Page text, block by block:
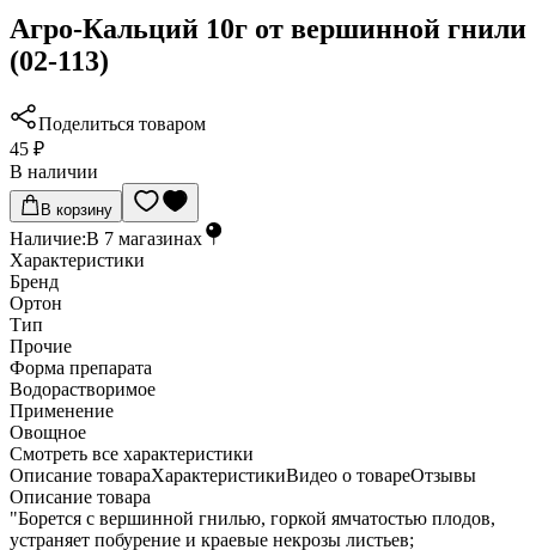
Агро-Кальций 10г от вершинной гнили
(02-113)
Поделиться товаром
45 ₽
В наличии
В корзину
Наличие:В 7 магазинах
Характеристики
Бренд
Ортон
Тип
Прочие
Форма препарата
Водорастворимое
Применение
Овощное
Cмотреть все характеристики
Описание товараХарактеристикиВидео о товареОтзывы
Описание товара
"Борется с вершинной гнилью, горкой ямчатостью плодов,
устраняет побурение и краевые некрозы листьев;